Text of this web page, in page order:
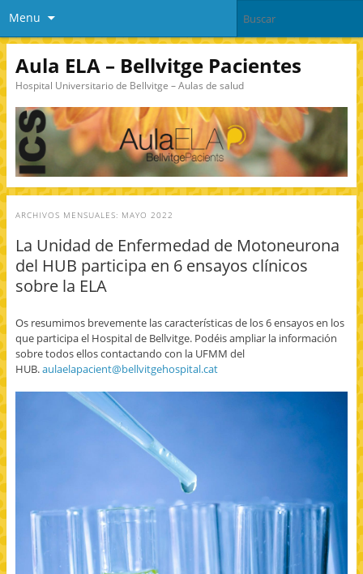
Menu
Aula ELA – Bellvitge Pacientes
Hospital Universitario de Bellvitge – Aulas de salud
ARCHIVOS MENSUALES: MAYO 2022
La Unidad de Enfermedad de Motoneurona
del HUB participa en 6 ensayos clínicos
sobre la ELA
Os resumimos brevemente las características de los 6 ensayos en los
que participa el Hospital de Bellvitge. Podéis ampliar la información
sobre todos ellos contactando con la UFMM del
HUB.aulaelapacient@bellvitgehospital.cat